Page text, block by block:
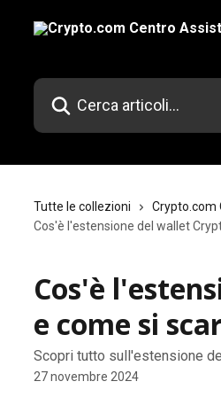
Cerca articoli…
Tutte le collezioni
Crypto.com
Cos'è l'estensione del wallet
Cos'è
e come si
Scopri tutto sull'estensione
27 novembre 2024